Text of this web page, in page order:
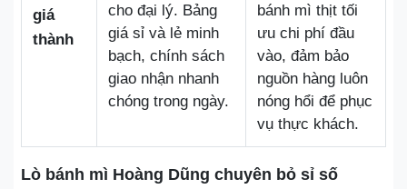
giá
thành
cho đại lý. Bảng
giá sỉ và lẻ minh
bạch, chính sách
giao nhận nhanh
chóng trong ngày.
bánh mì thịt tối
ưu chi phí đầu
vào, đảm bảo
nguồn hàng luôn
nóng hổi để phục
vụ thực khách.
Lò bánh mì Hoàng Dũng chuyên bỏ sỉ số